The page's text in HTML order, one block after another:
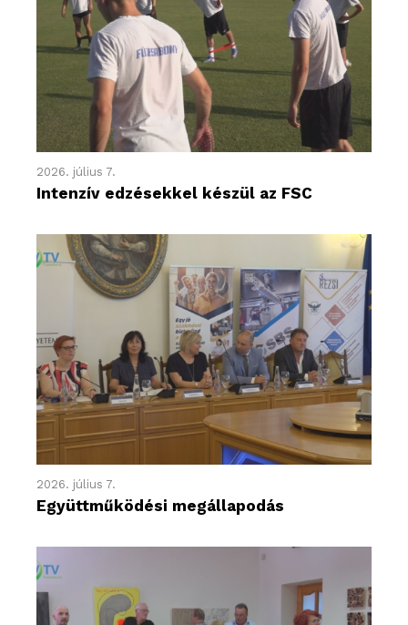
2026. július 7.
Intenzív edzésekkel készül az FSC
2026. július 7.
Együttműködési megállapodás